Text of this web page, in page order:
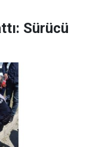
Sürücü